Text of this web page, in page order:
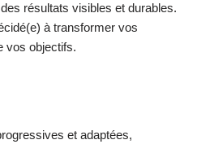
résultats visibles et durables.
à transformer vos
vos objectifs.
et adaptées,